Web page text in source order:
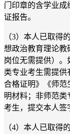
门印章的含学业
证报告。
（3）本人已取得
想政治教育理论教
岗位无需提供）
类专业考生需提
合格证明》《师范
明材料；非师范类
考生，提交本人签
（4）本人已取得